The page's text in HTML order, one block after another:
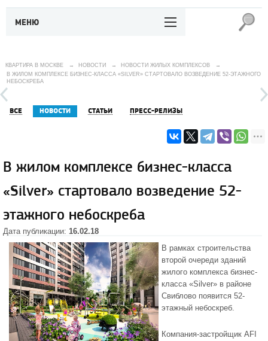
МЕНЮ
КВАРТИРА В МОСКВЕ → НОВОСТИ → НОВОСТИ ЖИЛЫХ КОМПЛЕКСОВ
→
В ЖИЛОМ КОМПЛЕКСЕ БИЗНЕС-КЛАССА «SILVER» СТАРТОВАЛО ВОЗВЕДЕНИЕ 52-ЭТАЖНОГО
НЕБОСКРЕБА
ВСЕ НОВОСТИ СТАТЬИ ПРЕСС-РЕЛИЗЫ
В жилом комплексе бизнес-класса
«Silver» стартовало возведение 52-
этажного небоскреба
Дата публикации: 16.02.18
В рамках строительства
второй очереди зданий
жилого комплекса бизнес-
класса «Silver» в районе
Свиблово появится 52-
этажный небоскреб.
Компания-застройщик AFI